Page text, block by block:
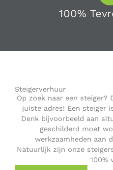
100%
Steigerverhuur
Op zoek naar een
juiste adres! Een steiger
Denk bijvoorbeeld aan
geschilderd moet
werkzaamheden aan
Natuurlijk zijn onze
100%